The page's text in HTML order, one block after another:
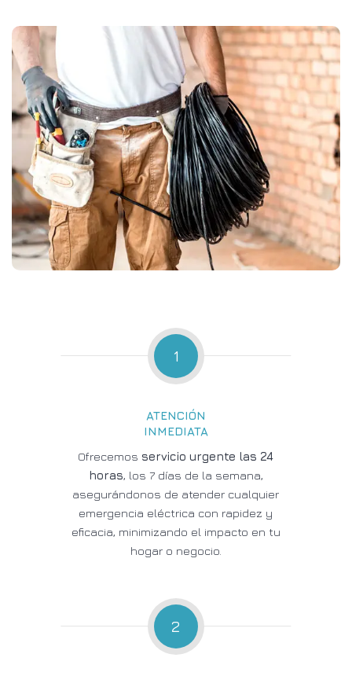
1
ATENCIÓN
INMEDIATA
Ofrecemos servicio urgente las 24
horas, los 7 días de la semana,
asegurándonos de atender cualquier
emergencia eléctrica con rapidez y
eficacia, minimizando el impacto en tu
hogar o negocio.
2